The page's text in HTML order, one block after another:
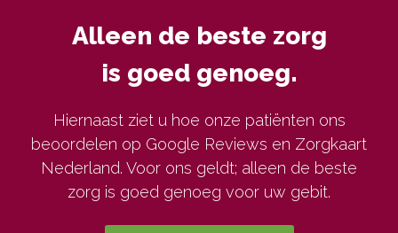
Alleen de beste zorg
is goed genoeg.
Hiernaast ziet u hoe onze patiënten ons
beoordelen op Google Reviews en Zorgkaart
Nederland. Voor ons geldt; alleen de beste
zorg is goed genoeg voor uw gebit.